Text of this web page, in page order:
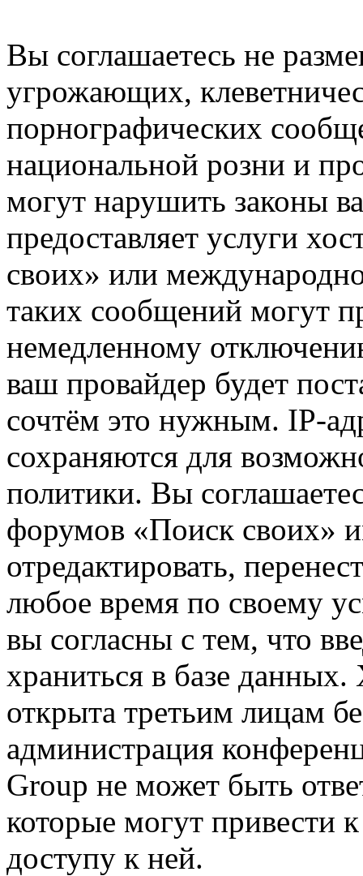
Вы соглашаетесь не
угрожающих,
порнографических
национальной розни и
могут нарушить законы
предоставляет услуги
своих» или
таких сообщений могут
немедленному
ваш провайдер будет
сочтём это нужным. IP-
сохраняются для
политики. Вы
форумов «Поиск своих»
отредактировать,
любое время по своему
вы согласны с тем, что
храниться в базе
открыта третьим лицам
администрация
Group не может быть
которые могут привести
доступу к ней.